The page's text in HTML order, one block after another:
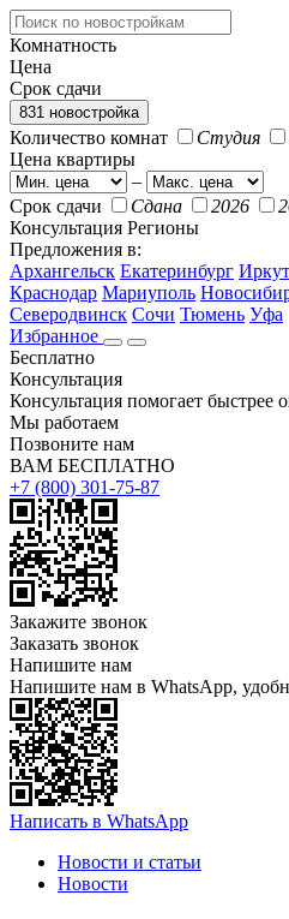
Комнатность
Цена
Срок сдачи
831 новостройка
Количество комнат Студия
Цена квартиры
–
Срок сдачи
Сдана 2026
Консультация Регионы
Предложения в:
Архангельск Екатеринбург
Краснодар Мариуполь
Северодвинск Сочи Тюмень Уфа
Избранное
Бесплатно
Консультация
Консультация помогает быстрее
Мы работаем
Позвоните нам
ВАМ БЕСПЛАТНО
+7 (800) 301-75-87
Закажите звонок
Заказать звонок
Напишите нам
Напишите нам в WhatsApp,
Написать в WhatsApp
Новости и статьи
Новости